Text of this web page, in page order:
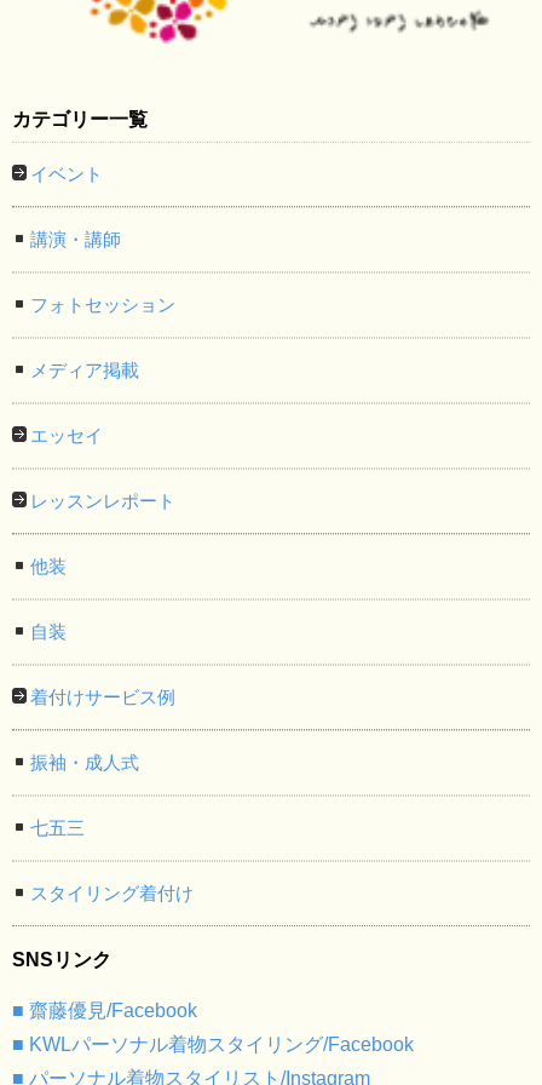
カテゴリー一覧
イベント
講演・講師
フォトセッション
メディア掲載
エッセイ
レッスンレポート
他装
自装
着付けサービス例
振袖・成人式
七五三
スタイリング着付け
SNSリンク
■ 齋藤優見/Facebook
■ KWLパーソナル着物スタイリング/Facebook
■ パーソナル着物スタイリスト/Instagram